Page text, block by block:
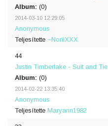
Album: (0)
2014-03-10 12:29:05
Anonymous
Teljesítette ~NoriiXXX
44
Justin Timberlake - Suit and Tie
Album: (0)
2014-02-22 13:35:40
Anonymous
Teljesítette Maryann1982